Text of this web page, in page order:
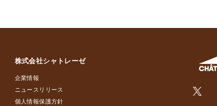
株式会社シャトレーゼ
企業情報
ニュースリリース
個人情報保護方針